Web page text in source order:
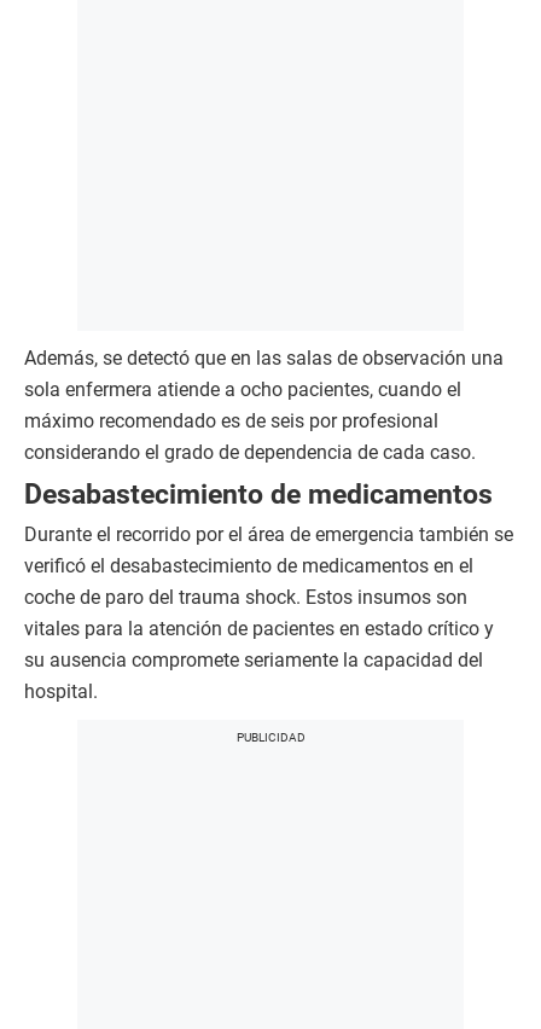
Además, se detectó que en las salas de observación una
sola enfermera atiende a ocho pacientes, cuando el
máximo recomendado es de seis por profesional
considerando el grado de dependencia de cada caso.
Desabastecimiento de medicamentos
Durante el recorrido por el área de emergencia también se
verificó el desabastecimiento de medicamentos en el
coche de paro del trauma shock. Estos insumos son
vitales para la atención de pacientes en estado crítico y
su ausencia compromete seriamente la capacidad del
hospital.